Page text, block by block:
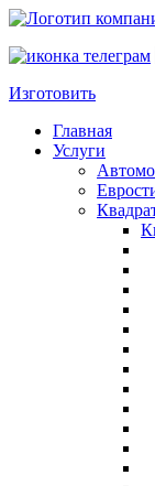
Изготовить
Главная
Услуги